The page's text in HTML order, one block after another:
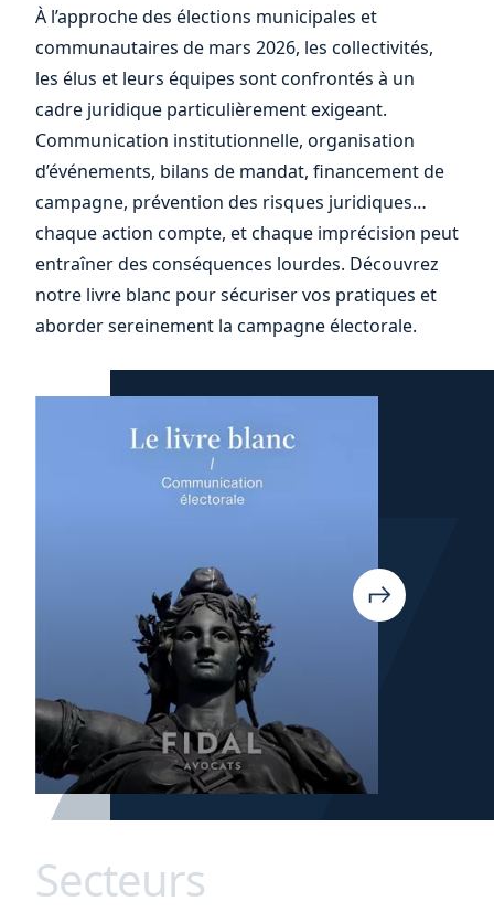
ou
À l’approche des élections municipales et
communautaires de mars 2026, les collectivités,
les élus et leurs équipes sont confrontés à un
cadre juridique particulièrement exigeant.
Communication institutionnelle, organisation
d’événements, bilans de mandat, financement de
campagne, prévention des risques juridiques…
chaque action compte, et chaque imprécision peut
entraîner des conséquences lourdes. Découvrez
notre livre blanc pour sécuriser vos pratiques et
aborder sereinement la campagne électorale.
Secteurs